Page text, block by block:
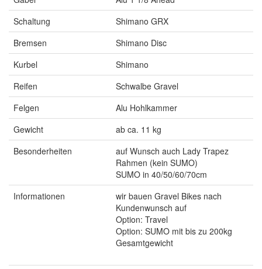
Schaltung
Shimano GRX
Bremsen
Shimano Disc
Kurbel
Shimano
Reifen
Schwalbe Gravel
Felgen
Alu Hohlkammer
Gewicht
ab ca. 11 kg
Besonderheiten
auf Wunsch auch Lady Trapez
Rahmen (kein SUMO)
SUMO in 40/50/60/70cm
Informationen
wir bauen Gravel Bikes nach
Kundenwunsch auf
Option: Travel
Option: SUMO mit bis zu 200kg
Gesamtgewicht